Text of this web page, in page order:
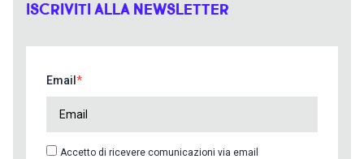
ISCRIVITI ALLA NEWSLETTER
Email
Accetto di ricevere comunicazioni via email